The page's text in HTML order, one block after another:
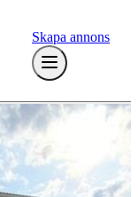
Skapa annons